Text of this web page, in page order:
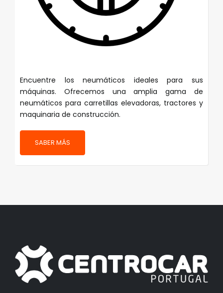
Encuentre los neumáticos ideales para sus
máquinas. Ofrecemos una amplia gama de
neumáticos para carretillas elevadoras, tractores y
maquinaria de construcción.
SABER MÁS